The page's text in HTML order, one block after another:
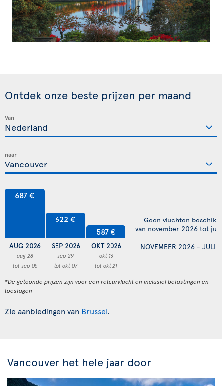
Ontdek onze beste prijzen per maand
Van
naar
687 €
AUG 2026
aug 28
tot sep 05
622 €
SEP 2026
sep 29
tot okt 07
587 €
OKT 2026
okt 13
tot okt 21
NOVEMBER 2026 - JULI
Geen vluchten
van november 2026 tot
*De getoonde prijzen zijn voor een retourvlucht en inclusief belastingen en
toeslagen
Zie aanbiedingen van Brussel.
Vancouver het hele jaar door